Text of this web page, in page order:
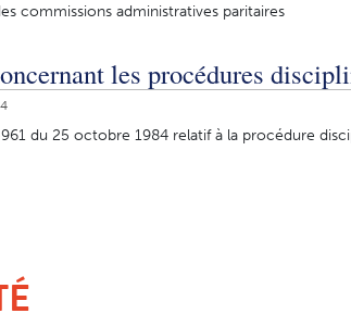
commissions administratives paritaires
les procédures
du 25 octobre 1984 relatif à la procédure